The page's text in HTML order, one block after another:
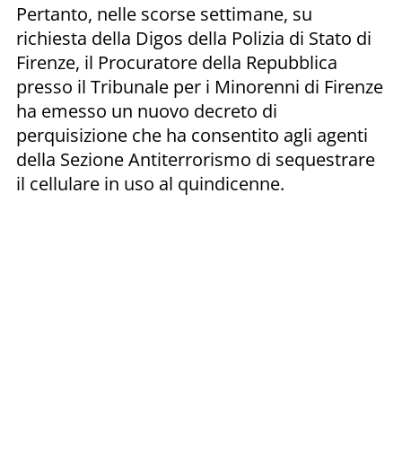
Pertanto, nelle scorse settimane, su
richiesta della Digos della Polizia di Stato di
Firenze, il Procuratore della Repubblica
presso il Tribunale per i Minorenni di Firenze
ha emesso un nuovo decreto di
perquisizione che ha consentito agli agenti
della Sezione Antiterrorismo di sequestrare
il cellulare in uso al quindicenne.